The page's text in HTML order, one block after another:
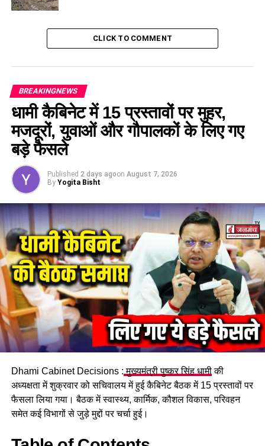
पहाड़ी पर्यटन को बढ़ावा देने के साथ-साथ यातायात जाम में कमी लाने में
#DehradunMussorieRopeway #TourismDevelopment
#EcofriendlyTransport
RELATED TOPICS:
DEHRADUN-MUSSORIE ROPEWAY
ECO-FRIENDLY TRANSPORT
TOURISM DEVELOPMENT
UP NEXT
नैनीताल में उपराष्ट्रपति ने आपातकाल को बताया लोकतंत्र का काला
अध्याय
DON'T MISS
उत्तराखंड दौरे के बीच उपराष्ट्रपति की तबीयत बिगड़ी, नैनीताल
राजभवन में चला उपचार
CLICK TO COMMENT
BREAKINGNEWS
धामी कैबिनेट में 15 प्रस्तावों पर मुहर,
मजदूरों, युवाओं और गौपालकों के लिए गए
बड़े फैसले
Published 2 days agoon August 7, 2026
By Yogita Bisht
Dhami Cabinet Decisions :मुख्यमंत्री पुष्कर सिंह धामीकी
अध्यक्षता में शुक्रवार को सचिवालय में हुई कैबिनेट बैठक में 15 प्रस्तावों पर
फैसला लिया गया। बैठक में स्वास्थ्य, कार्मिक, कौशल विकास, परिवहन
समेत कई विभागों से जुड़े मुद्दों पर चर्चा हुई।